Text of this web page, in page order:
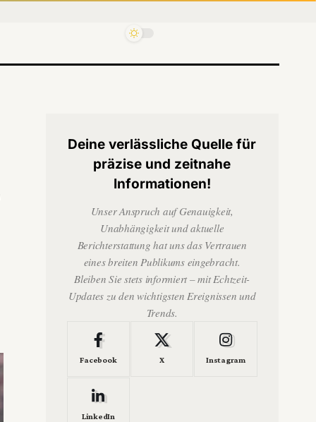
Deine verlässliche Quelle für
präzise und zeitnahe
Informationen!
Unser Anspruch auf Genauigkeit,
Unabhängigkeit und aktuelle
Berichterstattung hat uns das Vertrauen
eines breiten Publikums eingebracht.
Bleiben Sie stets informiert – mit Echtzeit-
Updates zu den wichtigsten Ereignissen und
Trends.
Facebook X Instagram
LinkedIn